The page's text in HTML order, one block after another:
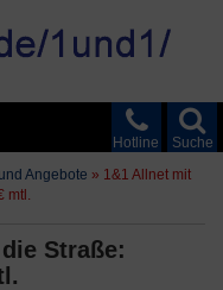
Suche
Hotline
Angebote » 1&1 Allnet mit
mtl.
Straße: